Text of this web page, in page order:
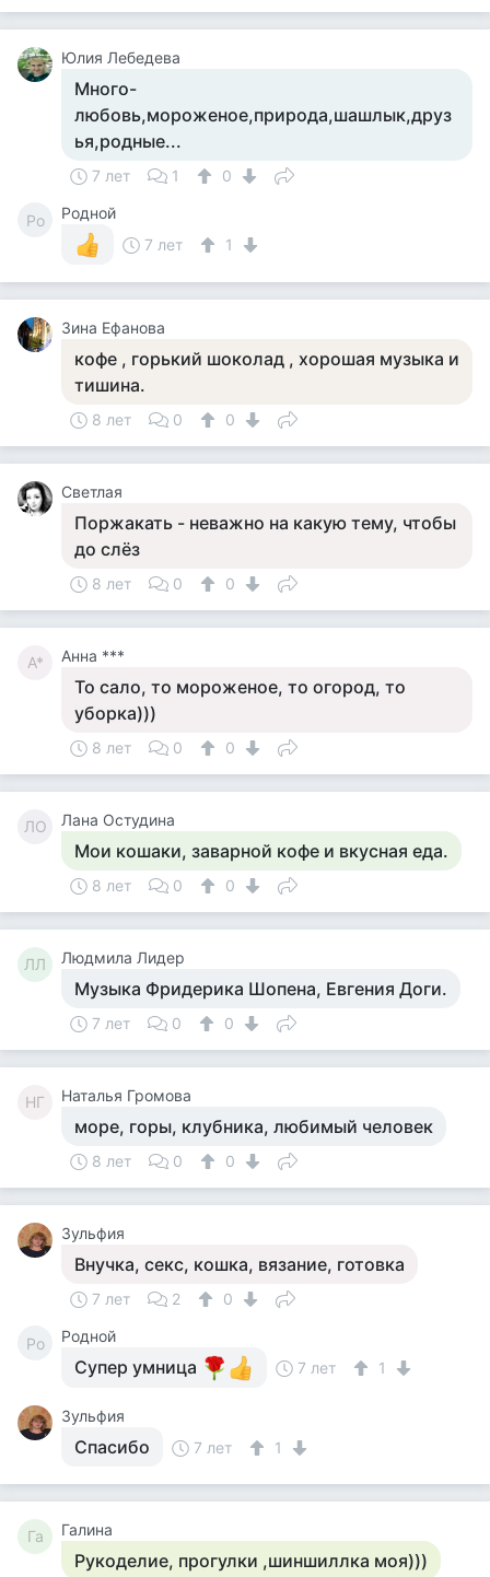
Юлия Лебедева
Много-
любовь,мороженое,природа,шашлык,друз
ья,родные...
7 лет 1 0
Ро
Родной
7 лет
1
Зина Ефанова
кофе , горький шоколад , хорошая музыка и
тишина.
8 лет 0 0
Светлая
Поржакать - неважно на какую тему, чтобы
до слёз
8 лет 0 0
А* Анна ***
То сало, то мороженое, то огород, то
уборка)))
8 лет 0 0
ЛО Лана Остудина
Мои кошаки, заварной кофе и вкусная еда.
8 лет 0 0
ЛЛ Людмила Лидер
Музыка Фридерика Шопена, Евгения Доги.
7 лет 0 0
НГ Наталья Громова
море, горы, клубника, любимый человек
8 лет 0 0
Зульфия
Внучка, секс, кошка, вязание, готовка
7 лет 2 0
Ро Родной
Супер умница 7 лет 1
Зульфия
Спасибо 7 лет 1
Га Галина
Рукоделие, прогулки ,шиншиллка моя)))